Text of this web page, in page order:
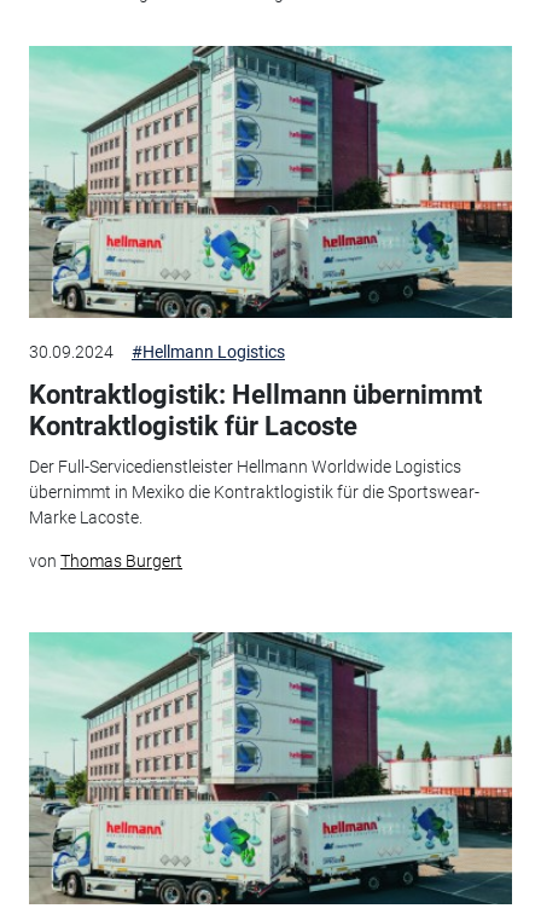
30.09.2024 #Hellmann Logistics
Kontraktlogistik: Hellmann übernimmt
Kontraktlogistik für Lacoste
Der Full-Servicedienstleister Hellmann Worldwide Logistics
übernimmt in Mexiko die Kontraktlogistik für die Sportswear-
Marke Lacoste.
von Thomas Burgert